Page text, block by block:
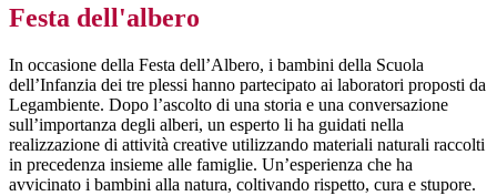
Festa dell'albero
In occasione della Festa dell’Albero, i bambini della Scuola
dell’Infanzia dei tre plessi hanno partecipato ai laboratori proposti da
Legambiente. Dopo l’ascolto di una storia e una conversazione
sull’importanza degli alberi, un esperto li ha guidati nella
realizzazione di attività creative utilizzando materiali naturali raccolti
in precedenza insieme alle famiglie. Un’esperienza che ha
avvicinato i bambini alla natura, coltivando rispetto, cura e stupore.